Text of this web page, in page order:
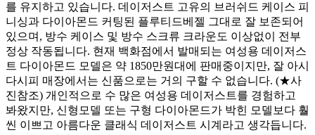
를 유지하고 있습니다. 데이저스트 고유의 브러쉬드 케이스 피
니싱과 다이아몬드 커팅된 플루티드베젤 그대로 잘 보존되어
있으며, 방수 케이스 및 방수 스크류 크라운도 이상없이 전부
정상 작동됩니다. 현재 백화점에서 발매되는 여성용 데이저스
트 다이아몬드 모델은 약 1850만원대에 판매중이지만, 잘 아시
다시피 매장에서는 신품으로는 거의 구할 수 없습니다. (★사
진참조) 개인적으로 수 많은 여성용 데이저스트를 경험하고
봐왔지만, 신형모델 또는 구형 다이아몬드가 박힌 모델보다 훨
씬 이쁘고 아름다운 클래식 데이저스트 시계라고 생각듭니다.